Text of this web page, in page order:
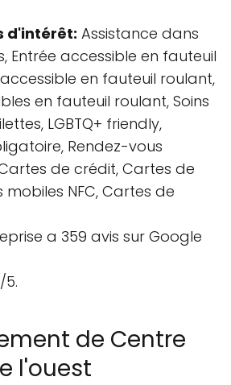
d'intérêt: Assistance dans
Entrée accessible en fauteuil
en fauteuil roulant,
en fauteuil roulant, Soins
LGBTQ+ friendly,
Rendez-vous
de crédit, Cartes de
NFC, Cartes de
a 359 avis sur Google
5.
de Centre
l'ouest